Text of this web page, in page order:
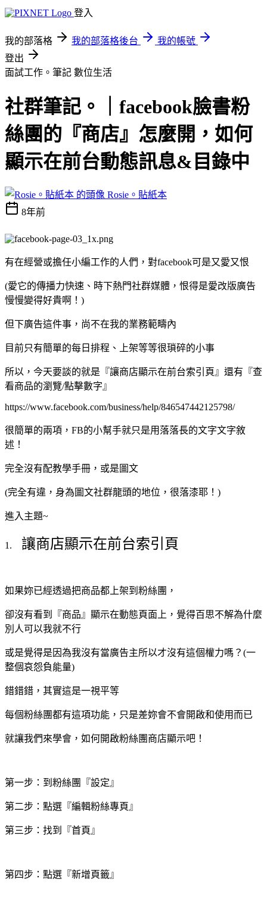
登入
我的部落格 我的部落格後台
我的帳號
登出
面試工作。筆記 數位生活
社群筆記。｜facebook臉書粉
絲團的『商店』怎麼開，如何
顯示在前台動態訊息&目錄中
Rosie。貼紙本
8年前
有在經營或擔任小編工作的人們，對facebook可是又愛又恨
(愛它的傳播力快速、時下熱門社群媒體，恨得是愛改版廣告
慢慢變得好貴啊！)
但下廣告這件事，尚不在我的業務範疇內
目前只有簡單的每日排程、上架等等很瑣碎的小事
所以，今天要談的就是『讓商店顯示在前台索引頁』還有『查
看商品的瀏覽/點擊數字』
https://www.facebook.com/business/help/846547442125798/
很簡單的兩項，FB的小幫手就只是用落落長的文字文字敘
述！
完全沒有配教學手冊，或是圖文
(完全有違，身為圖文社群龍頭的地位，很落漆耶！)
進入主題~
1. 讓商店顯示在前台索引頁
如果妳已經透過把商品都上架到粉絲團，
卻沒有看到『商品』顯示在動態頁面上，覺得百思不解為什麼
別人可以我就不行
或是覺得是因為我沒有當廣告主所以才沒有這個權力嗎？(一
整個哀怨負能量)
錯錯錯，其實這是一視平等
每個粉絲團都有這項功能，只是差妳會不會開啟和使用而已
就讓我們來學會，如何開啟粉絲團商店顯示吧！
第一步：到粉絲團『設定』
第二步：點選『編輯粉絲專頁』
第三步：找到『首頁』
第四步：點選『新增頁籤』